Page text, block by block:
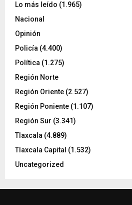
Lo más leído (1.965)
Nacional
Opinión
Policía (4.400)
Política (1.275)
Región Norte
Región Oriente (2.527)
Región Poniente (1.107)
Región Sur (3.341)
Tlaxcala (4.889)
Tlaxcala Capital (1.532)
Uncategorized